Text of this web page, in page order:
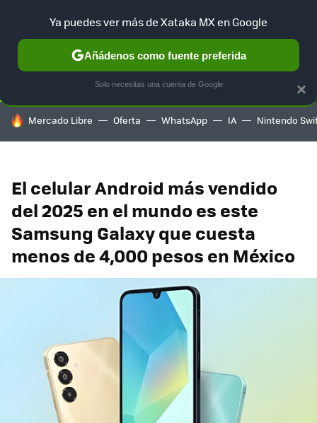
SELECCIÓN GAMING HOME AUTO TERRITORIO
HOY SE HABLA DE
Mercado Libre Oferta WhatsApp IA Nintendo
El celular Android más vendido
del 2025 en el mundo es este
Samsung Galaxy que cuesta
menos de 4,000 pesos en México
×
Ya puedes ver más de Xataka MX en Google
Añádenos como fuente preferida
Solo necesitas una cuenta de Google